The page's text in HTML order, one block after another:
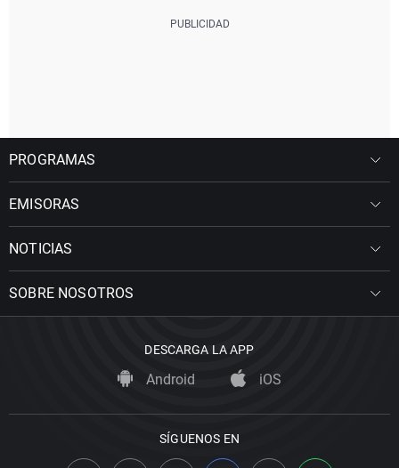
PROGRAMAS
EMISORAS
NOTICIAS
SOBRE NOSOTROS
DESCARGA LA APP
Android iOS
SÍGUENOS EN